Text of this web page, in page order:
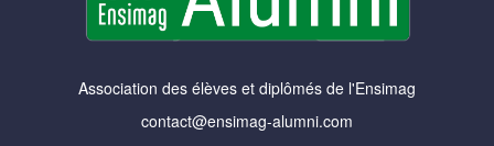
Association des élèves et diplômés de l'Ensimag
contact@ensimag-alumni.com